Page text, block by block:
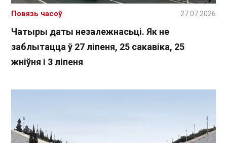
Чатыры даты незалежнасьці. Як не
заблытацца ў 27 ліпеня, 25 сакавіка, 25
жніўня і 3 ліпеня
Повязь часоў 27.07.2026